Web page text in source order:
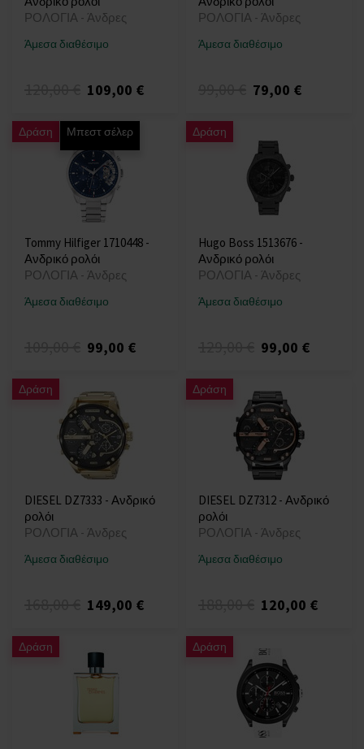
ΡΟΛΟΓΙΑ - Άνδρες
Άμεσα διαθέσιμο
109,00 €
ΡΟΛΟΓΙΑ - Άνδρες
Άμεσα διαθέσιμο
79,00 €
Δράση Μπεστ σέλερ
Tommy Hilfiger 1710448 -
Ανδρικό ρολόι
ΡΟΛΟΓΙΑ - Άνδρες
Άμεσα διαθέσιμο
99,00 €
Δράση
Hugo Boss 1513676 -
Ανδρικό ρολόι
ΡΟΛΟΓΙΑ - Άνδρες
Άμεσα διαθέσιμο
99,00 €
Δράση
DIESEL DZ7333 - Ανδρικό
ρολόι
ΡΟΛΟΓΙΑ - Άνδρες
Άμεσα διαθέσιμο
149,00 €
Δράση
DIESEL DZ7312 - Ανδρικό
ρολόι
ΡΟΛΟΓΙΑ - Άνδρες
Άμεσα διαθέσιμο
120,00 €
Δράση Δράση